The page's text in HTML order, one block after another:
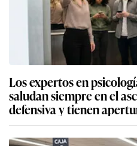
Los expertos en
saludan siempre en el
defensiva y tienen